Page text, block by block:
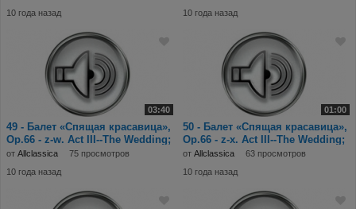
10 года назад
10 года назад
03:40
49 - Балет «Спящая красавица»,
Op.66 - z-w. Act III--The Wedding;
N.28
от Allclassica
75 просмотров
10 года назад
01:00
50 - Балет «Спящая красавица»,
Op.66 - z-x. Act III--The Wedding;
N.28
от Allclassica
63 просмотров
10 года назад